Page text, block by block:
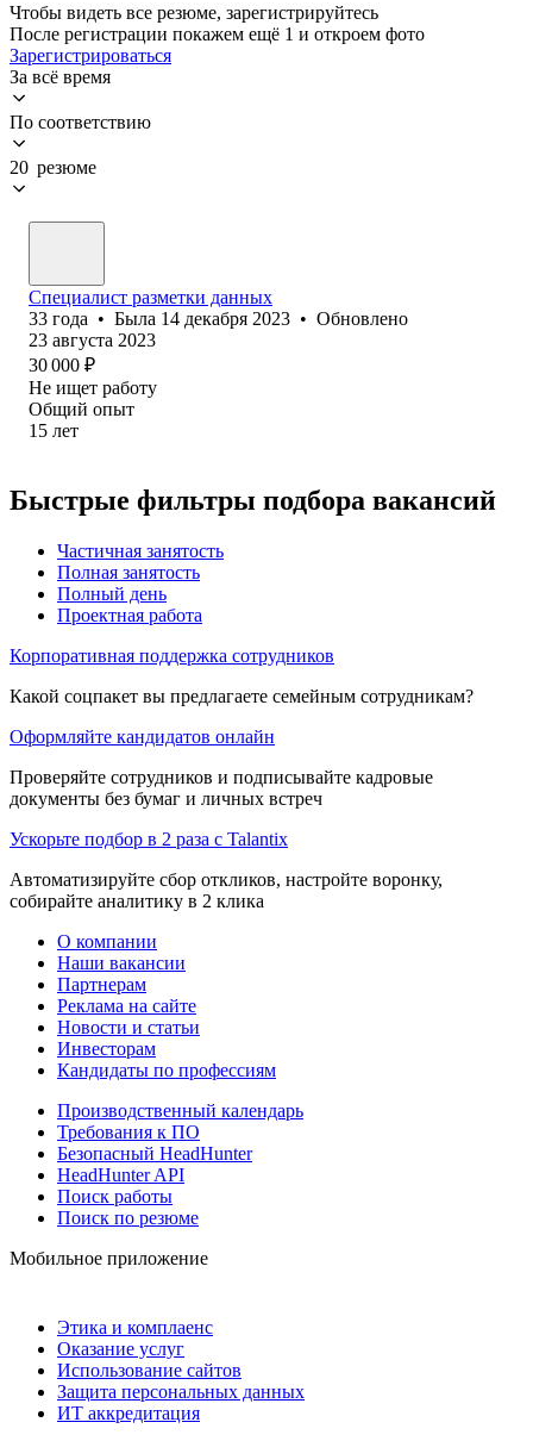
Чтобы видеть все резюме, зарегистрируйтесь
После регистрации покажем ещё 1 и откроем фото
Зарегистрироваться
За всё время
По соответствию
20 резюме
Специалист разметки данных
33 года • Была 14 декабря 2023 • Обновлено
23 августа 2023
30 000 ₽
Не ищет работу
Общий опыт
15 лет
Быстрые фильтры подбора вакансий
Частичная занятость
Полная занятость
Полный день
Проектная работа
Корпоративная поддержка сотрудников
Какой соцпакет вы предлагаете семейным сотрудникам?
Оформляйте кандидатов онлайн
Проверяйте сотрудников и подписывайте кадровые
документы без бумаг и личных встреч
Ускорьте подбор в 2 раза с Talantix
Автоматизируйте сбор откликов, настройте воронку,
собирайте аналитику в 2 клика
О компании
Наши вакансии
Партнерам
Реклама на сайте
Новости и статьи
Инвесторам
Кандидаты по профессиям
Производственный календарь
Требования к ПО
Безопасный HeadHunter
HeadHunter API
Поиск работы
Поиск по резюме
Мобильное приложение
Этика и комплаенс
Оказание услуг
Использование сайтов
Защита персональных данных
ИТ аккредитация